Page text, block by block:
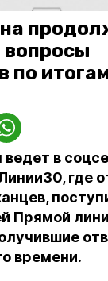
вопросы
по
в
где
Прямой
времени.